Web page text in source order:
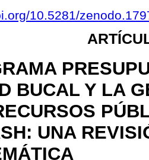
10.5281/
BUCAL Y LA
UNA